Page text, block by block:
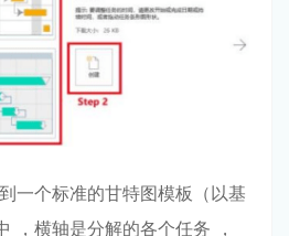
⼀个标准的⽢特图模板（以基
，横轴是分解的各个任务 ，